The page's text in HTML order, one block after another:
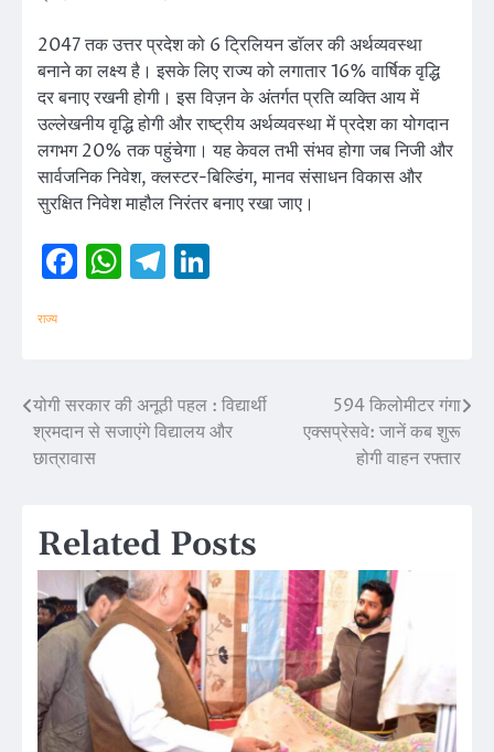
2047 तक उत्तर प्रदेश को 6 ट्रिलियन डॉलर की अर्थव्यवस्था
बनाने का लक्ष्य है। इसके लिए राज्य को लगातार 16% वार्षिक वृद्धि
दर बनाए रखनी होगी। इस विज़न के अंतर्गत प्रति व्यक्ति आय में
उल्लेखनीय वृद्धि होगी और राष्ट्रीय अर्थव्यवस्था में प्रदेश का योगदान
लगभग 20% तक पहुंचेगा। यह केवल तभी संभव होगा जब निजी और
सार्वजनिक निवेश, क्लस्टर-बिल्डिंग, मानव संसाधन विकास और
सुरक्षित निवेश माहौल निरंतर बनाए रखा जाए।
Facebook
WhatsApp
Telegram
राज्य
Post
navigation
योगी सरकार की अनूठी पहल : विद्यार्थी
श्रमदान से सजाएंगे विद्यालय और
छात्रावास
594 किलोमीटर गंगा
एक्सप्रेसवे: जानें कब शुरू
होगी वाहन रफ्तार
Related Posts